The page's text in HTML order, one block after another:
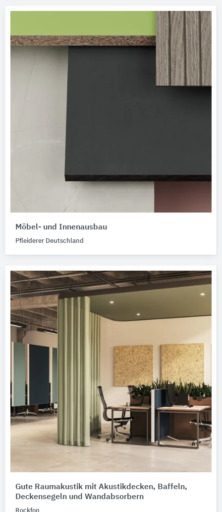
Möbel- und Innenausbau
Pfleiderer Deutschland
Gute Raumakustik mit Akustikdecken, Baffeln,
Deckensegeln und Wandabsorbern